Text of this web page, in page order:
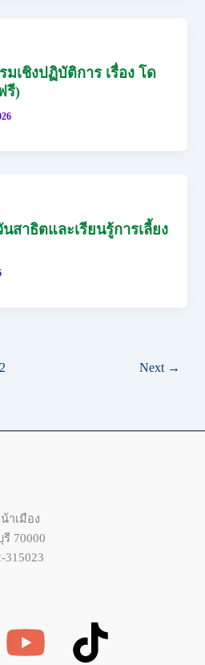
เชิงปฏิบัติการ เรื่อง โด
รี)
สาธิตและเรียนรู้การเลี้ยง
2 Next →
าเมือง
70000
315023